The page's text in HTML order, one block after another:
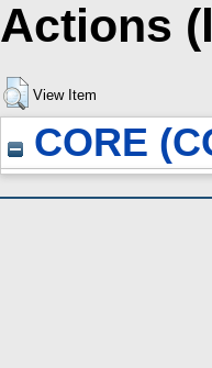
Actions
View Item
CORE